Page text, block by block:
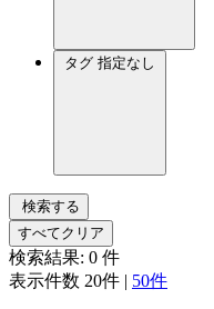
タグ 指定なし
検索する
すべてクリア
検索結果: 0 件
表示件数 20件 | 50件